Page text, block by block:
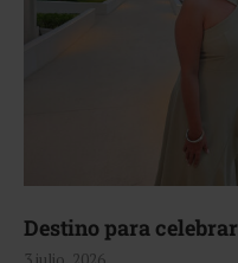
Destino para celebrar